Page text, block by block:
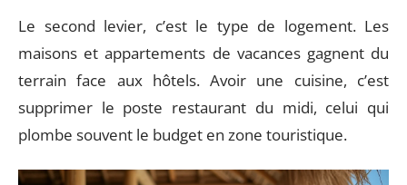
Le second levier, c’est le type de logement. Les
maisons et appartements de vacances gagnent du
terrain face aux hôtels. Avoir une cuisine, c’est
supprimer le poste restaurant du midi, celui qui
plombe souvent le budget en zone touristique.